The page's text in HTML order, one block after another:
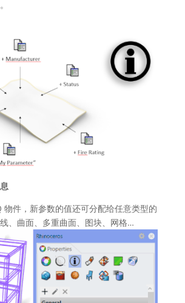
物件，新参数的值还可分配给任意类型的
、曲面、多重曲面、图块、网格…